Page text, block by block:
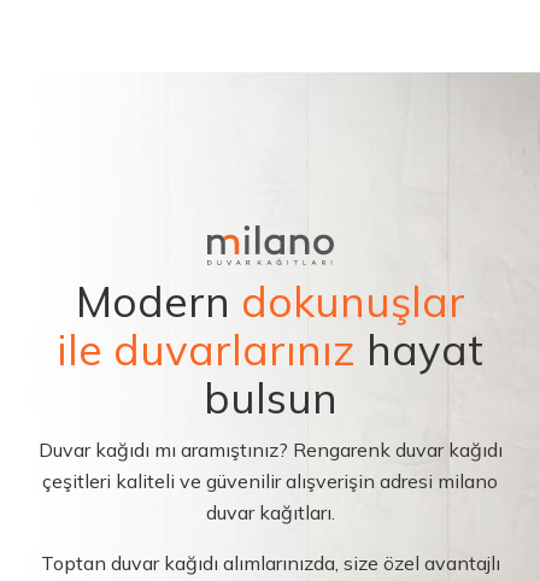
Modern dokunuşlar
ile duvarlarınız hayat
bulsun
Duvar kağıdı mı aramıştınız? Rengarenk duvar kağıdı
çeşitleri kaliteli ve güvenilir alışverişin adresi milano
duvar kağıtları.
Toptan duvar kağıdı alımlarınızda, size özel avantajlı